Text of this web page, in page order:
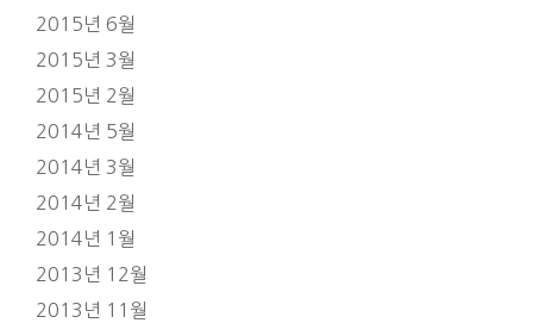
2015년 6월
2015년 3월
2015년 2월
2014년 5월
2014년 3월
2014년 2월
2014년 1월
2013년 12월
2013년 11월